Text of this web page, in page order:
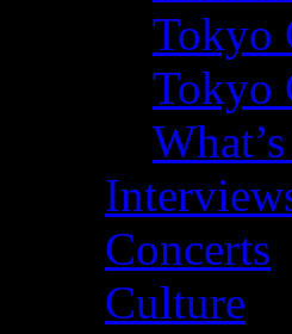
Tokyo
Tokyo
Concerts
Culture